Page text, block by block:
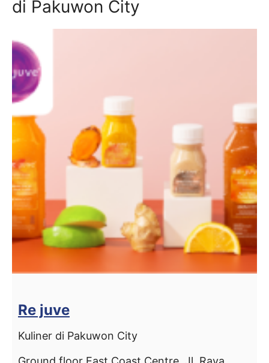
di Pakuwon City
Re juve
Kuliner di Pakuwon City